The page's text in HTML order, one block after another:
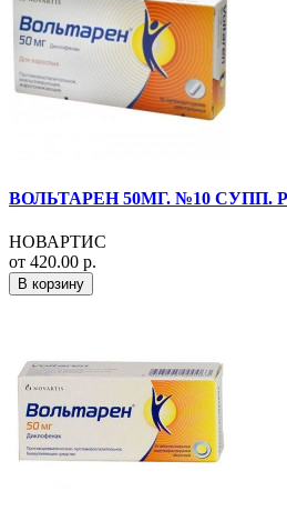
ВОЛЬТАРЕН 50МГ. №10 СУПП.
НОВАРТИС
от 420.00 р.
В корзину